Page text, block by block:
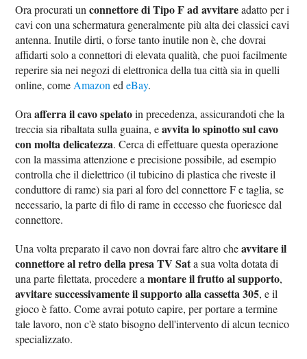
Ora procurati unconnettore di Tipo F ad avvitareadatto per i
cavi con una schermatura generalmente più alta dei classici cavi
antenna. Inutile dirti, o forse tanto inutile non è, che dovrai
affidarti solo a connettori di elevata qualità, che puoi facilmente
reperire sia nei negozi di elettronica della tua città sia in quelli
online, come Amazon edeBay.
Oraafferra il cavo spelatoin precedenza, assicurandoti che la
treccia sia ribaltata sulla guaina, eavvita lo spinotto sul cavo
con molta delicatezza. Cerca di effettuare questa operazione
con la massima attenzione e precisione possibile, ad esempio
controlla che il dielettrico (il tubicino di plastica che riveste il
conduttore di rame) sia pari al foro del connettore F e taglia, se
necessario, la parte di filo di rame in eccesso che fuoriesce dal
connettore.
Una volta preparato il cavo non dovrai fare altro cheavvitare il
connettore al retro della presa TV Sata sua volta dotata di
una parte filettata, procedere amontare il frutto al supporto,
avvitare successivamente il supporto alla cassetta 305, e il
gioco è fatto. Come avrai potuto capire, per portare a termine
tale lavoro, non c'è stato bisogno dell'intervento di alcun tecnico
specializzato.